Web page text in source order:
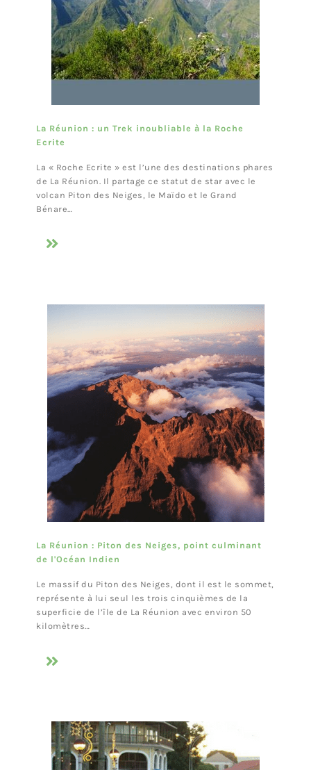
La Réunion : un Trek inoubliable à la Roche
Ecrite
La « Roche Ecrite » est l’une des destinations phares
de La Réunion. Il partage ce statut de star avec le
volcan Piton des Neiges, le Maïdo et le Grand
Bénare…
La Réunion : Piton des Neiges, point culminant
de l'Océan Indien
Le massif du Piton des Neiges, dont il est le sommet,
représente à lui seul les trois cinquièmes de la
superficie de l’île de La Réunion avec environ 50
kilomètres…